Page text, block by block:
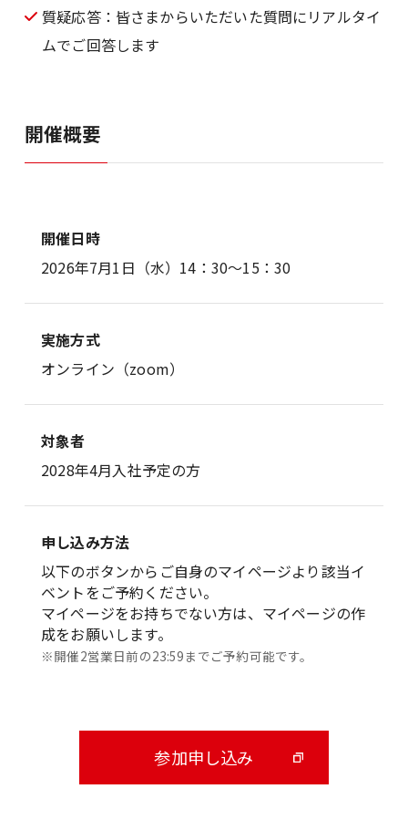
質疑応答：皆さまからいただいた質問にリアルタイ
ムでご回答します
開催概要
開催日時
2026年7月1日（水）14：30～15：30
実施方式
オンライン（zoom）
対象者
2028年4月入社予定の方
申し込み方法
以下のボタンからご自身のマイページより該当イ
ベントをご予約ください。
マイページをお持ちでない方は、マイページの作
成をお願いします。
※開催2営業日前の23:59までご予約可能です。
参加申し込み